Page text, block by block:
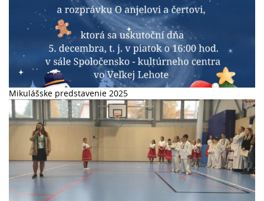
Mikulášske predstavenie 2025